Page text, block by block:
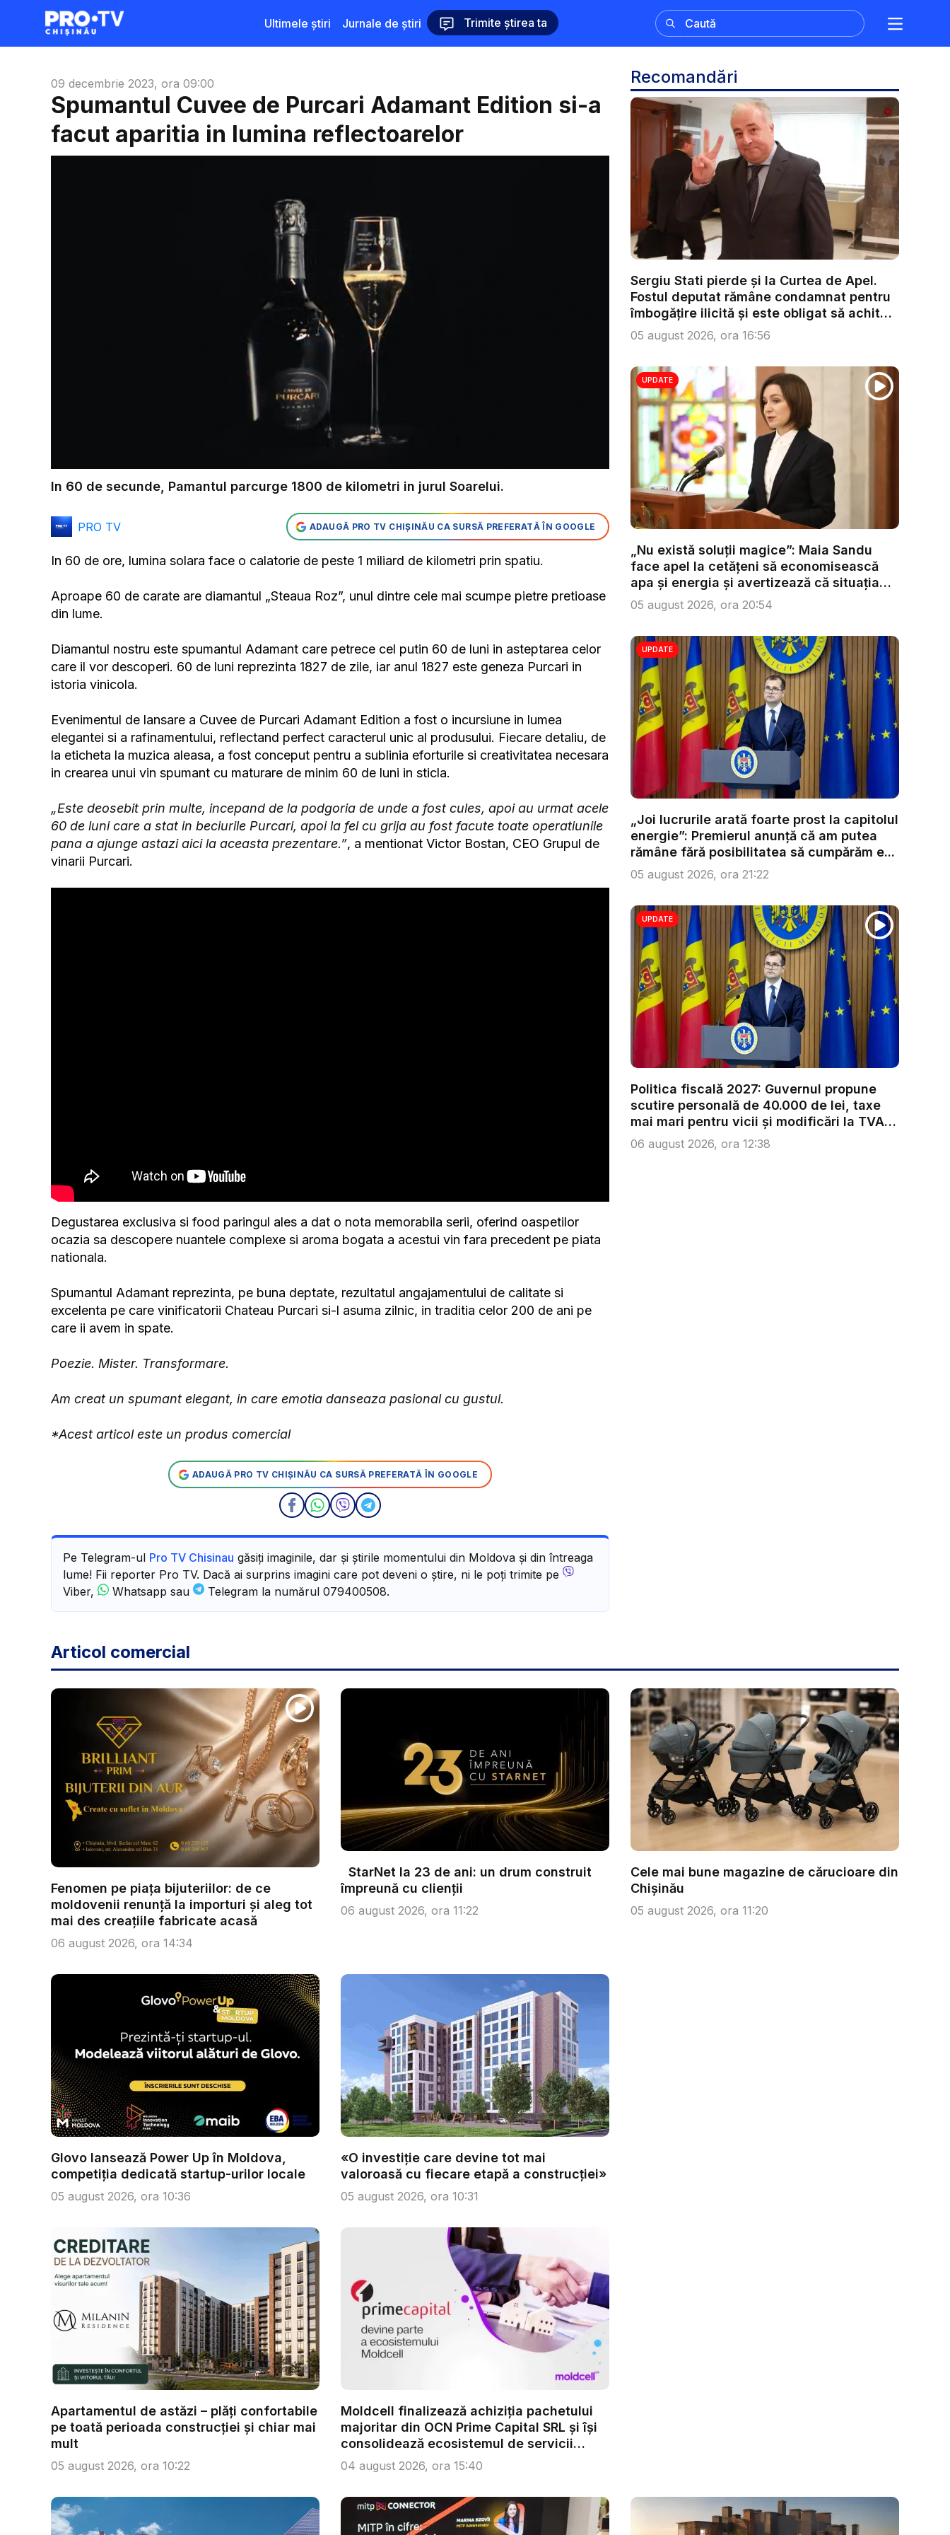
Ultimele știri Jurnale de știri Trimite știrea ta
09 decembrie 2023, ora 09:00
Spumantul Cuvee de Purcari Adamant Edition si-a
facut aparitia in lumina reflectoarelor
In 60 de secunde, Pamantul parcurge 1800 de kilometri in jurul Soarelui.
PRO TV ADAUGĂ PRO TV CHIȘINĂU CA SURSĂ PREFERATĂ ÎN GOOGLE
In 60 de ore, lumina solara face o calatorie de peste 1 miliard de kilometri prin spatiu.
Aproape 60 de carate are diamantul „Steaua Roz”, unul dintre cele mai scumpe pietre pretioase
din lume.
Diamantul nostru este spumantul Adamant care petrece cel putin 60 de luni in asteptarea celor
care il vor descoperi. 60 de luni reprezinta 1827 de zile, iar anul 1827 este geneza Purcari in
istoria vinicola.
Evenimentul de lansare a Cuvee de Purcari Adamant Edition a fost o incursiune in lumea
elegantei si a rafinamentului, reflectand perfect caracterul unic al produsului. Fiecare detaliu, de
la eticheta la muzica aleasa, a fost conceput pentru a sublinia eforturile si creativitatea necesara
in crearea unui vin spumant cu maturare de minim 60 de luni in sticla.
„Este deosebit prin multe, incepand de la podgoria de unde a fost cules, apoi au urmat acele
60 de luni care a stat in beciurile Purcari, apoi la fel cu grija au fost facute toate operatiunile
pana a ajunge astazi aici la aceasta prezentare.”, a mentionat Victor Bostan, CEO Grupul de
vinarii Purcari.
Degustarea exclusiva si food paringul ales a dat o nota memorabila serii, oferind oaspetilor
ocazia sa descopere nuantele complexe si aroma bogata a acestui vin fara precedent pe piata
nationala.
Spumantul Adamant reprezinta, pe buna deptate, rezultatul angajamentului de calitate si
excelenta pe care vinificatorii Chateau Purcari si-l asuma zilnic, in traditia celor 200 de ani pe
care ii avem in spate.
Poezie. Mister. Transformare.
Am creat un spumant elegant, in care emotia danseaza pasional cu gustul.
*Acest articol este un produs comercial
ADAUGĂ PRO TV CHIȘINĂU CA SURSĂ PREFERATĂ ÎN GOOGLE
Pe Telegram-ul Pro TV Chisinau găsiți imaginile, dar și știrile momentului din Moldova și din întreaga
lume! Fii reporter Pro TV. Dacă ai surprins imagini care pot deveni o știre, ni le poți trimite pe
Viber,
Whatsapp sau Telegram la numărul 079400508.
Recomandări
Sergiu Stati pierde și la Curtea de Apel.
Fostul deputat rămâne condamnat pentru
îmbogățire ilicită și este obligat să achite
...
05 august 2026, ora 16:56
UPDATE
„Nu există soluții magice”: Maia Sandu
face apel la cetățeni să economisească
apa și energia și avertizează că situația
s...
05 august 2026, ora 20:54
UPDATE
„Joi lucrurile arată foarte prost la capitolul
energie”: Premierul anunță că am putea
rămâne fără posibilitatea să cumpărăm e...
05 august 2026, ora 21:22
UPDATE
Politica fiscală 2027: Guvernul propune
scutire personală de 40.000 de lei, taxe
mai mari pentru vicii și modificări la TVA.
...
06 august 2026, ora 12:38
Articol comercial
Fenomen pe piața bijuteriilor: de ce
moldovenii renunță la importuri și aleg tot
mai des creațiile fabricate acasă
06 august 2026, ora 14:34
StarNet la 23 de ani: un drum construit
împreună cu clienții
06 august 2026, ora 11:22
Cele mai bune magazine de cărucioare din
Chișinău
05 august 2026, ora 11:20
Glovo lansează Power Up în Moldova,
competiția dedicată startup-urilor locale
05 august 2026, ora 10:36
«O investiție care devine tot mai
valoroasă cu fiecare etapă a construcției»
05 august 2026, ora 10:31
Apartamentul de astăzi – plăți confortabile
pe toată perioada construcției și chiar mai
mult
05 august 2026, ora 10:22
Moldcell finalizează achiziția pachetului
majoritar din OCN Prime Capital SRL și își
consolidează ecosistemul de servicii
digi...
04 august 2026, ora 15:40